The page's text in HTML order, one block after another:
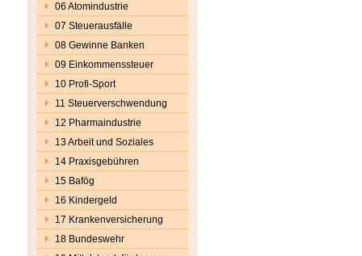
06 Atomindustrie
07 Steuerausfälle
08 Gewinne Banken
09 Einkommenssteuer
10 Profi-Sport
11 Steuerverschwendung
12 Pharmaindustrie
13 Arbeit und Soziales
14 Praxisgebühren
15 Bafög
16 Kindergeld
17 Krankenversicherung
18 Bundeswehr